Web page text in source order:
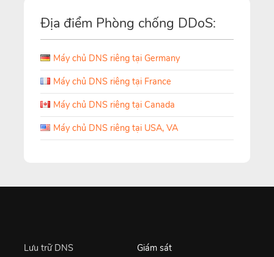
Địa điểm Phòng chống DDoS:
Máy chủ DNS riêng tại Germany
Máy chủ DNS riêng tại France
Máy chủ DNS riêng tại Canada
Máy chủ DNS riêng tại USA, VA
Lưu trữ DNS Giám sát